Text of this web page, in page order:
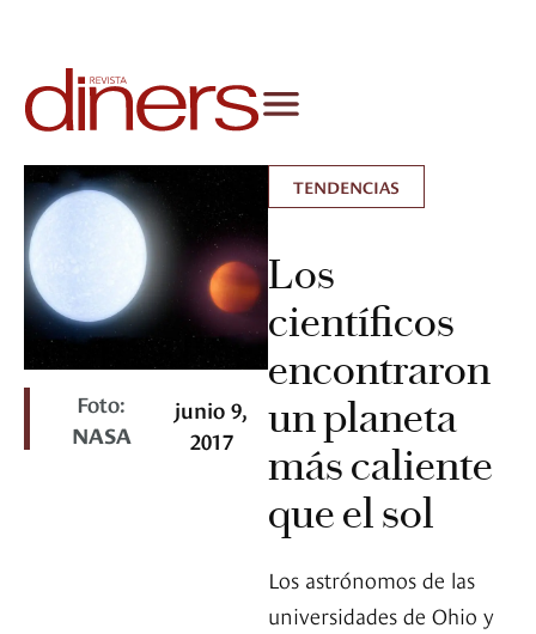
Foto:
NASA
junio 9,
2017
TENDENCIAS
Los
científicos
encontraron
un planeta
más caliente
que el sol
Los astrónomos de las
universidades de Ohio y